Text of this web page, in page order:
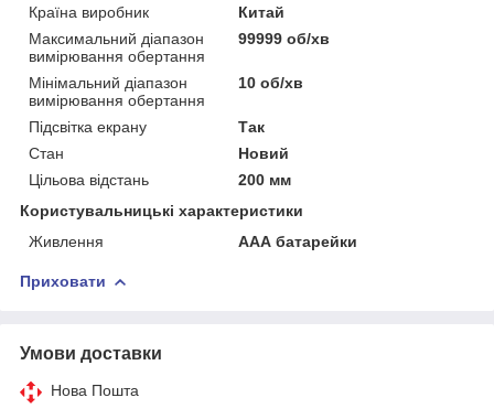
Країна виробник
Китай
Максимальний діапазон
вимірювання обертання
99999 об/хв
Мінімальний діапазон
вимірювання обертання
10 об/хв
Підсвітка екрану
Так
Стан
Новий
Цільова відстань
200 мм
Користувальницькі характеристики
Живлення
ААА батарейки
Приховати
Умови доставки
Нова Пошта